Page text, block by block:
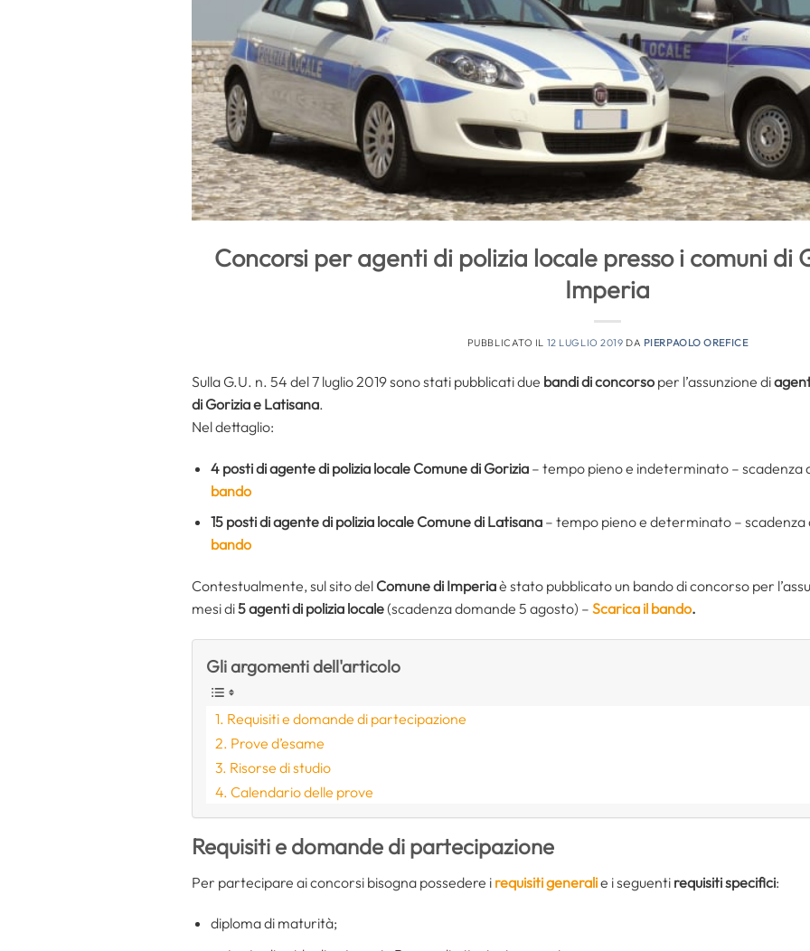
Concorsi per agenti di polizia locale presso i comuni di
Imperia
PUBBLICATO IL 12 LUGLIO 2019 DA PIERPAOLO OREFICE
Sulla G.U. n. 54 del 7 luglio 2019 sono stati pubblicati due bandi di concorso per l’assunzione di
di Gorizia e Latisana.
Nel dettaglio:
4 posti di agente di polizia locale Comune di Gorizia– tempo pieno e indeterminato – scadenza
bando
15 posti di agente di polizia locale Comune di Latisana– tempo pieno e determinato – scadenza
bando
Contestualmente, sul sito del Comune di Imperiaè stato pubblicato un bando di concorso per
mesi di5 agenti di polizia locale(scadenza domande 5 agosto) – Scarica il bando.
Gli argomenti dell'articolo
Requisiti e domande di partecipazione
Prove d’esame
Risorse di studio
Calendario delle prove
Requisiti e domande di partecipazione
Per partecipare ai concorsi bisogna possedere i requisiti generalie i seguenti requisiti specifici:
diploma di maturità;